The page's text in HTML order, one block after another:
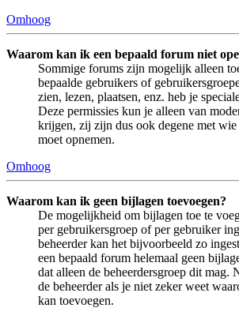
Omhoog
Waarom kan ik een bepaald forum niet
Sommige forums zijn mogelijk alleen
bepaalde gebruikers of
zien, lezen, plaatsen, enz. heb je
Deze permissies kun je alleen van
krijgen, zij zijn dus ook degene met
moet opnemen.
Omhoog
Waarom kan ik geen bijlagen toevoegen?
De mogelijkheid om bijlagen toe te
per gebruikersgroep of per gebruiker
beheerder kan het bijvoorbeeld zo
een bepaald forum helemaal geen
dat alleen de beheerdersgroep dit mag.
de beheerder als je niet zeker weet
kan toevoegen.